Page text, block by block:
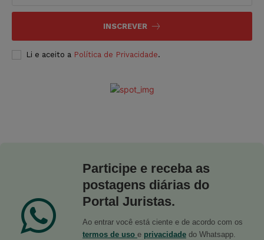
INSCREVER
Li e aceito a Política de Privacidade.
Participe e receba as
postagens diárias do
Portal Juristas.
Ao entrar você está ciente e de acordo com os
termos de uso e privacidade do Whatsapp.